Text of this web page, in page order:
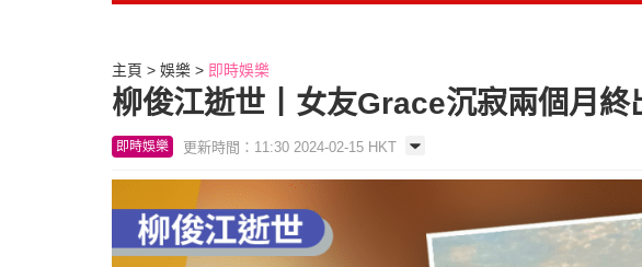
主頁 娛樂 即時娛樂
柳俊江逝世丨女友Grace沉寂兩個月
即時娛樂 更新時間：11:30 2024-02-15 HKT